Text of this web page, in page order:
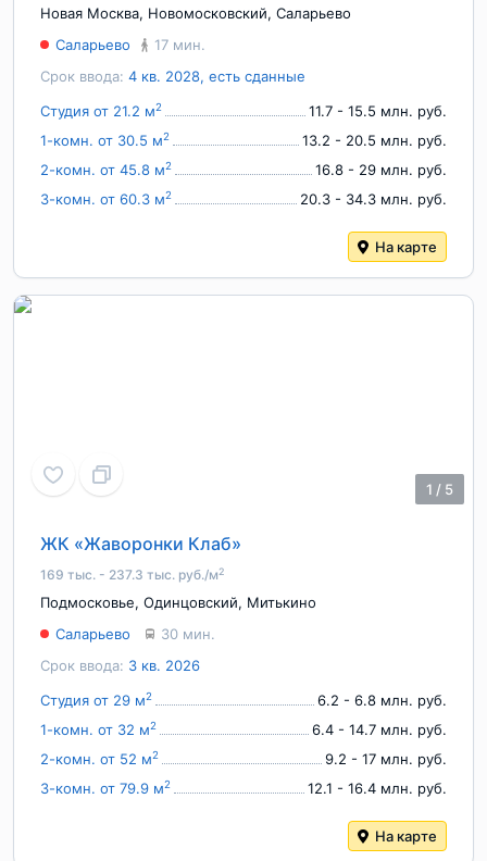
Новая Москва, Новомосковский, Саларьево
Срок ввода: 4 кв. 2028, есть сданные
Саларьево 17 мин.
Студия от 21.2 м2
11.7 - 15.5 млн. руб.
1-комн. от 30.5 м2
13.2 - 20.5 млн. руб.
2-комн. от 45.8 м2
16.8 - 29 млн. руб.
3-комн. от 60.3 м2 20.3 - 34.3 млн. руб.
На карте
1 / 5
ЖК «Жаворонки Клаб»
169 тыс. - 237.3 тыс. руб./м2
Подмосковье, Одинцовский, Митькино
Срок ввода: 3 кв. 2026
Саларьево 30 мин.
Студия от 29 м2
6.2 - 6.8 млн. руб.
1-комн. от 32 м2
6.4 - 14.7 млн. руб.
2-комн. от 52 м2
9.2 - 17 млн. руб.
3-комн. от 79.9 м2 12.1 - 16.4 млн. руб.
На карте